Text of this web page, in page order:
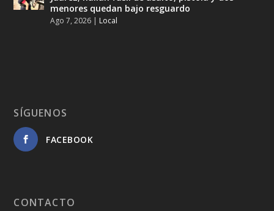
menores quedan bajo resguardo
Ago 7, 2026 | Local
SÍGUENOS
FACEBOOK
CONTACTO